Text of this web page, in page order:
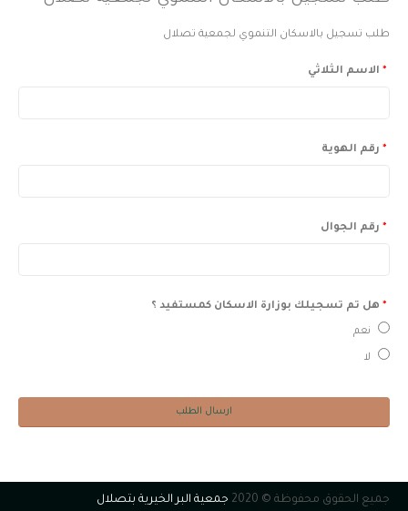
طلب تسجيل بالاسكان التنموي لجمعية تصلال
*الاسم الثلاثي
*رقم الهوية
*رقم الجوال
*هل تم تسجيلك بوزارة الاسكان كمستفيد ؟
نعم
لا
جميع الحقوق محفوظة © 2020 جمعية البر الخيرية بتصلال